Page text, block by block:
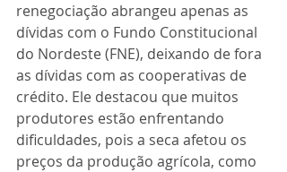
renegociação abrangeu apenas as
dívidas com o Fundo Constitucional
do Nordeste (FNE), deixando de fora
as dívidas com as cooperativas de
crédito. Ele destacou que muitos
produtores estão enfrentando
dificuldades, pois a seca afetou os
preços da produção agrícola, como